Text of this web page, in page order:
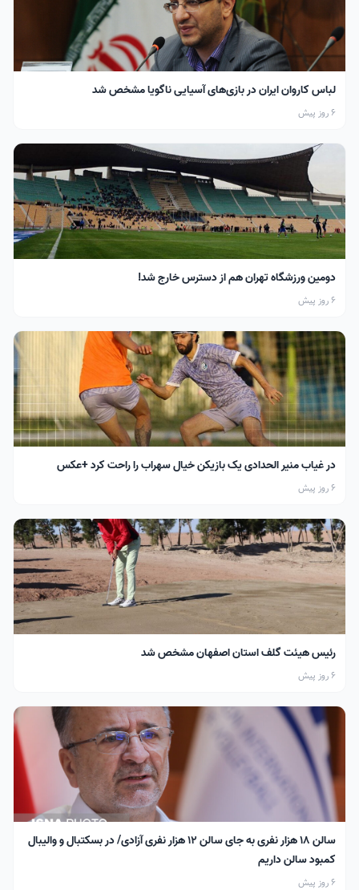
لباس کاروان ایران در بازی‌های آسیایی ناگویا مشخص شد
6 روز پیش
دومین ورزشگاه تهران هم از دسترس خارج شد!
6 روز پیش
در غیاب منیر الحدادی یک بازیکن خیال سهراب را راحت کرد +عکس
6 روز پیش
رئیس هیئت گلف استان اصفهان مشخص شد
6 روز پیش
سالن ۱۸ هزار نفری به جای سالن ۱۲ هزار نفری آزادی/ در بسکتبال و والیبال
کمبود سالن داریم
6 روز پیش